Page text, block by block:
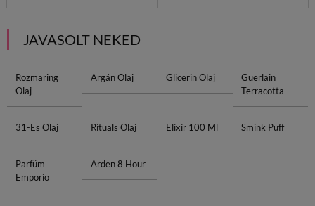
JAVASOLT NEKED
Rozmaring
Olaj
Argán Olaj Glicerin Olaj
Guerlain
Terracotta
31-Es Olaj Rituals Olaj Elixír 100 Ml Smink Puff
Parfüm
Emporio
Arden 8 Hour